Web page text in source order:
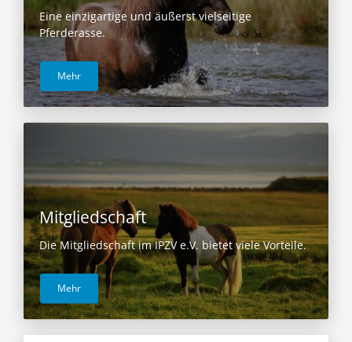
Eine einzigartige und äußerst vielseitige
Pferderasse.
Mehr
Mitgliedschaft
Die Mitgliedschaft im IPZV e.V. bietet viele Vorteile.
Mehr